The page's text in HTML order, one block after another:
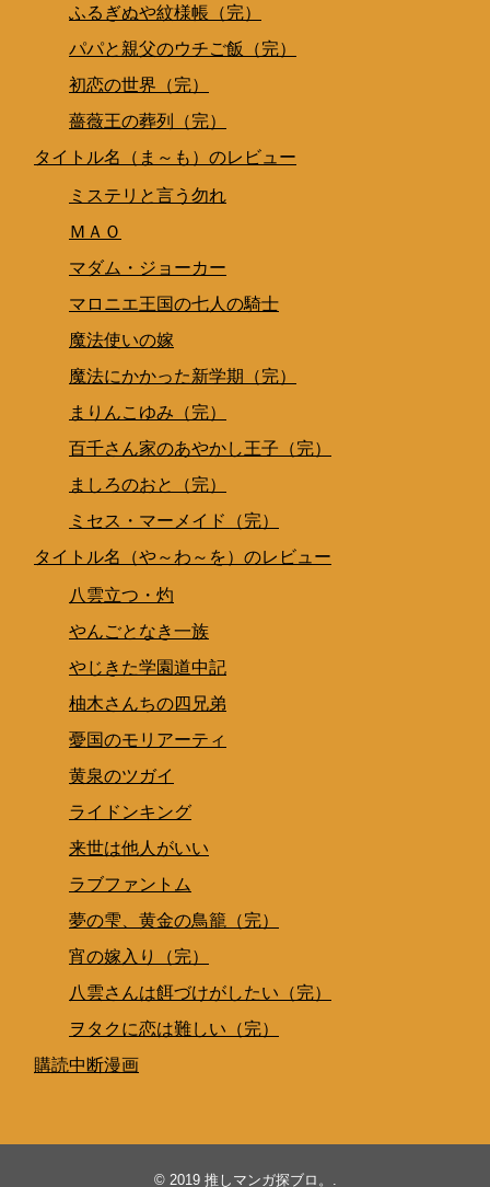
ふるぎぬや紋様帳（完）
パパと親父のウチご飯（完）
初恋の世界（完）
薔薇王の葬列（完）
タイトル名（ま～も）のレビュー
ミステリと言う勿れ
ＭＡＯ
マダム・ジョーカー
マロニエ王国の七人の騎士
魔法使いの嫁
魔法にかかった新学期（完）
まりんこゆみ（完）
百千さん家のあやかし王子（完）
ましろのおと（完）
ミセス・マーメイド（完）
タイトル名（や～わ～を）のレビュー
八雲立つ・灼
やんごとなき一族
やじきた学園道中記
柚木さんちの四兄弟
憂国のモリアーティ
黄泉のツガイ
ライドンキング
来世は他人がいい
ラブファントム
夢の雫、黄金の鳥籠（完）
宵の嫁入り（完）
八雲さんは餌づけがしたい（完）
ヲタクに恋は難しい（完）
購読中断漫画
© 2019 推しマンガ探ブロ。